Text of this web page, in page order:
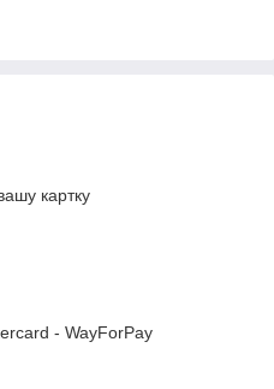
картку
- WayForPay